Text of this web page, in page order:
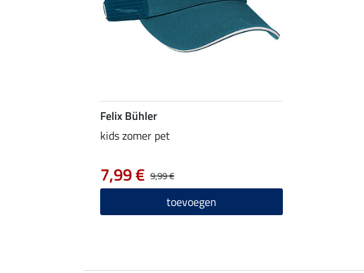
Felix Bühler
kids zomer pet
9,99 €
7,99 €
toevoegen